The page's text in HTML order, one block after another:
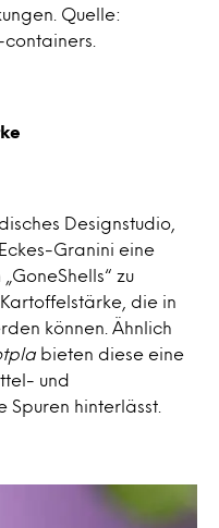
Quelle:
Designstudio,
Granini eine
zu
die in
können. Ähnlich
bieten diese eine
und
hinterlässt.